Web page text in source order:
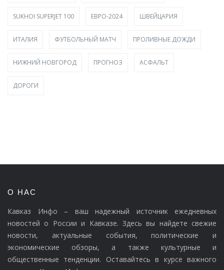
SUKHOI SUPERJET 100 ЕВРО-2024 ШВЕЙЦАРИЯ
ИТАЛИЯ ФУТБОЛЬНЫЙ МАТЧ ПРОЛИВНЫЕ ДОЖДИ
НИЖНИЙ НОВГОРОД ПРОГНОЗ АСФАЛЬТ
ДОРОГИ
О НАС
Кавказ Инфо – ваш надежный источник ежедневных
новостей о России и Кавказе. Здесь вы найдете свежие
новости, актуальные события, политические и
экономические обзоры, а также культурные и
общественные тенденции. Оставайтесь в курсе важного